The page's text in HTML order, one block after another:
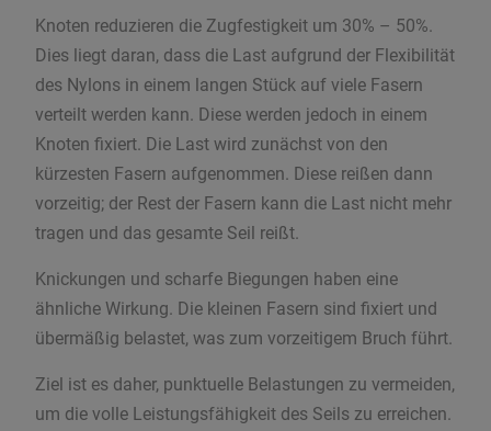
Knoten reduzieren die Zugfestigkeit um 30% – 50%.
Dies liegt daran, dass die Last aufgrund der Flexibilität
des Nylons in einem langen Stück auf viele Fasern
verteilt werden kann. Diese werden jedoch in einem
Knoten fixiert. Die Last wird zunächst von den
kürzesten Fasern aufgenommen. Diese reißen dann
vorzeitig; der Rest der Fasern kann die Last nicht mehr
tragen und das gesamte Seil reißt.
Knickungen und scharfe Biegungen haben eine
ähnliche Wirkung. Die kleinen Fasern sind fixiert und
übermäßig belastet, was zum vorzeitigem Bruch führt.
Ziel ist es daher, punktuelle Belastungen zu vermeiden,
um die volle Leistungsfähigkeit des Seils zu erreichen.